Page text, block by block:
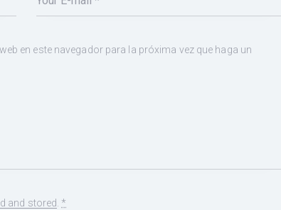
en este navegador para la próxima vez que haga un
and stored. *